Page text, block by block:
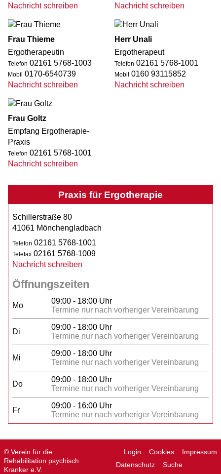
Nachricht schreiben
Nachricht schreiben
Frau Thieme
Ergotherapeutin
Telefon 02161 5768-1003
Mobil 0170-6540739
Nachricht schreiben
Herr Unali
Ergotherapeut
Telefon 02161 5768-1001
Mobil 0160 93115852
Nachricht schreiben
Frau Goltz
Emp­fang Ergotherapie-
Praxis
Telefon 02161 5768-1001
Nachricht schreiben
Praxis für Ergotherapie
Schillerstraße 80
41061 Mönchengladbach
Telefon 02161 5768-1001
Telefax 02161 5768-1009
Nachricht schreiben
Öffnungszeiten
Mo
09:00 - 18:00 Uhr
Termine nur nach vorheriger Vereinbarung
Di
09:00 - 18:00 Uhr
Termine nur nach vorheriger Vereinbarung
Mi
09:00 - 18:00 Uhr
Termine nur nach vorheriger Vereinbarung
Do
09:00 - 18:00 Uhr
Termine nur nach vorheriger Vereinbarung
Fr
09:00 - 16:00 Uhr
Termine nur nach vorheriger Vereinbarung
© Verein für die
Rehabilitation psychisch
Kranker e.V.
Login Cookies
Impressum
Datenschutz
Suche